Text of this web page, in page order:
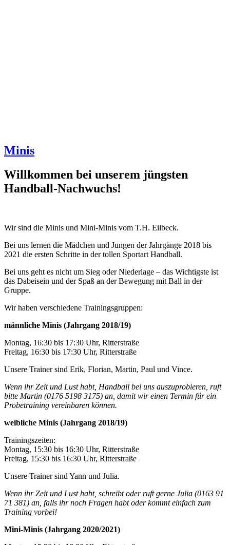
Minis
Willkommen bei unserem jüngsten
Handball-Nachwuchs!
Wir sind die Minis und Mini-Minis vom T.H. Eilbeck.
Bei uns lernen die Mädchen und Jungen der Jahrgänge 2018 bis
2021 die ersten Schritte in der tollen Sportart Handball.
Bei uns geht es nicht um Sieg oder Niederlage – das Wichtigste ist
das Dabeisein und der Spaß an der Bewegung mit Ball in der
Gruppe.
Wir haben verschiedene Trainingsgruppen:
männliche Minis (Jahrgang 2018/19)
Montag, 16:30 bis 17:30 Uhr, Ritterstraße
Freitag, 16:30 bis 17:30 Uhr, Ritterstraße
Unsere Trainer sind Erik, Florian, Martin, Paul und Vince.
Wenn ihr Zeit und Lust habt, Handball bei uns auszuprobieren, ruft
bitte Martin (0176 5198 3175) an, damit wir einen Termin für ein
Probetraining vereinbaren können.
weibliche Minis (Jahrgang 2018/19)
Trainingszeiten:
Montag, 15:30 bis 16:30 Uhr, Ritterstraße
Freitag, 15:30 bis 16:30 Uhr, Ritterstraße
Unsere Trainer sind Yann und Julia.
Wenn ihr Zeit und Lust habt, schreibt oder ruft gerne Julia (0163 91
71 381) an, falls ihr noch Fragen habt oder kommt einfach zum
Training vorbei!
Mini-Minis (Jahrgang 2020/2021)